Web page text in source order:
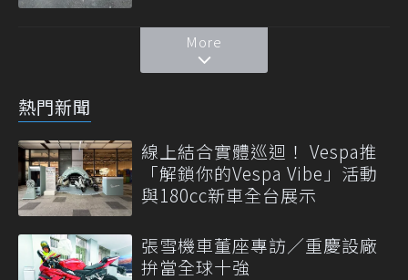
More
熱門新聞
線上結合實體巡迴！ Vespa推
「解鎖你的Vespa Vibe」活動
與180cc新車全台展示
張雪機車董座專訪／重慶設廠
拚當全球十強